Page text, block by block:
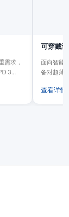
需求，
3...
可穿戴
面向智能
备对超薄
查看详